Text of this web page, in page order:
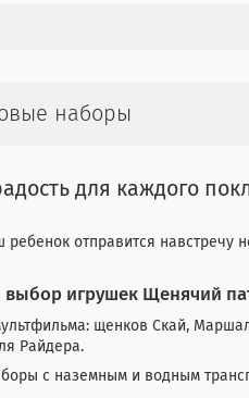
наборы
для каждого
отправится навстречу
выбор игрушек Щенячий
щенков Скай,
Райдера.
с наземным и водным